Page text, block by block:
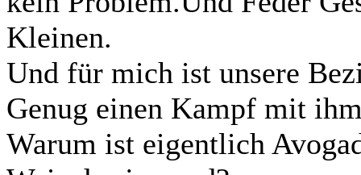
Kleinen.
Und für mich ist unsere
Genug einen Kampf mit
Warum ist eigentlich